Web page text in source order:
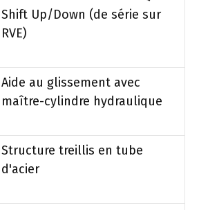
Shift Up/Down (de série sur
RVE)
Aide au glissement avec
maître-cylindre hydraulique
Structure treillis en tube
d'acier